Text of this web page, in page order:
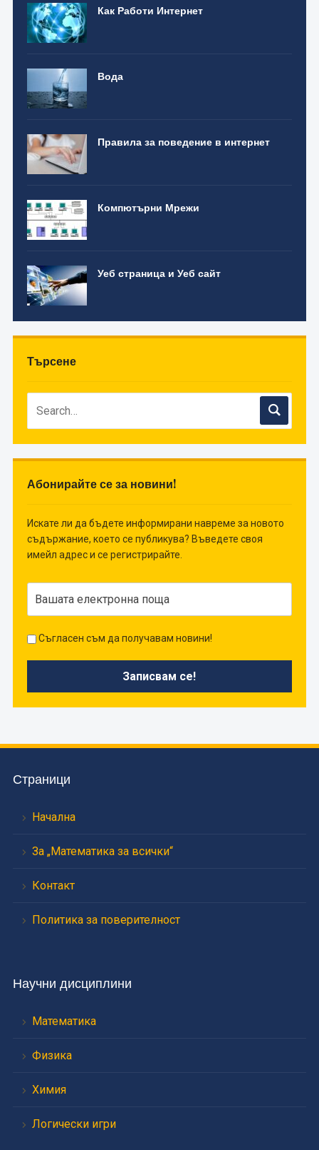
Как Работи Интернет
Вода
Правила за поведение в интернет
Компютърни Мрежи
Уеб страница и Уеб сайт
Търсене
Абонирайте се за новини!
Искате ли да бъдете информирани навреме за новото
съдържание, което се публикува? Въведете своя
имейл адрес и се регистрирайте.
Съгласен съм да получавам новини!
Страници
Начална
За „Математика за всички“
Контакт
Политика за поверителност
Научни дисциплини
Математика
Физика
Химия
Логически игри